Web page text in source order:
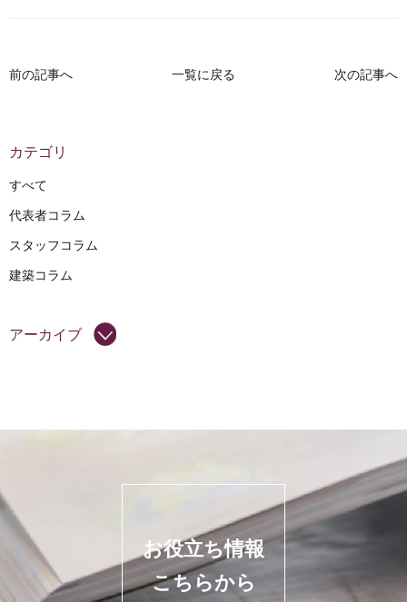
前の記事へ 一覧に戻る 次の記事へ
カテゴリ
すべて
代表者コラム
スタッフコラム
建築コラム
アーカイブ
お役立ち情報
こちらから